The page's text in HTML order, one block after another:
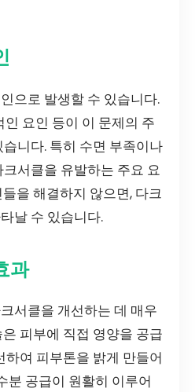
으로 발생할 수 있습니다.
요인 등이 이 문제의 주
니다. 특히 수면 부족이나
서클을 유발하는 주요 요
을 해결하지 않으면, 다크
날 수 있습니다.
과
서클을 개선하는 데 매우
피부에 직접 영양을 공급
하여 피부톤을 밝게 만들어
분 공급이 원활히 이루어